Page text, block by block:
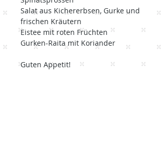
Salat aus Kichererbsen, Gurke und
frischen Kräutern
Eistee mit roten Früchten
Gurken-Raita mit Koriander
Guten Appetit!